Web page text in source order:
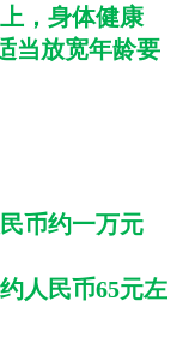
，身体健康
当放宽年龄要
币约一万元
人民币65元左